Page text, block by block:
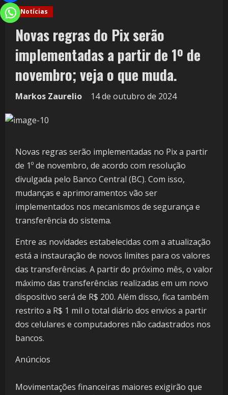
Notícias
Novas regras do Pix serão
implementadas a partir de 1º de
novembro; veja o que muda.
Markos Zaurelio 14 de outubro de 2024
Novas regras serão implementadas no Pix a partir
de 1º de novembro, de acordo com resolução
divulgada pelo Banco Central (BC). Com isso,
mudanças e aprimoramentos vão ser
implementados nos mecanismos de segurança e
transferência do sistema.
Entre as novidades estabelecidas com a atualização
está a instauração de novos limites para os valores
das transferências. A partir do próximo mês, o valor
máximo das transferências realizadas em um novo
dispositivo será de R$ 200. Além disso, fica também
restrito a R$ 1 mil o total diário dos envios a partir
dos celulares e computadores não cadastrados nos
bancos.
Anúncios
Movimentações financeiras maiores exigirão que